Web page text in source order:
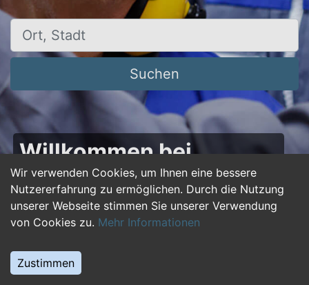
Wir verwenden Cookies, um Ihnen eine bessere
Nutzererfahrung zu ermöglichen. Durch die Nutzung
unserer Webseite stimmen Sie unserer Verwendung
von Cookies zu. Mehr Informationen
Zustimmen
Ort, Stadt
Suchen
Willkommen bei
50plus-jobs.de – Dein
Portal für Jobs ab 50!
Du bist über 50 und suchst nach einer neuen
beruflichen Herausforderung oder einem
Jobwechsel? Auf